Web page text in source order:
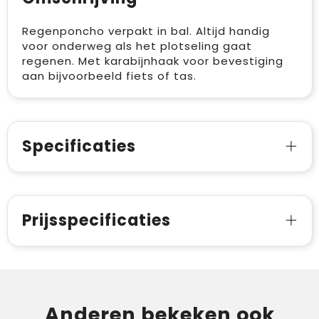
Regenponcho verpakt in bal. Altijd handig
voor onderweg als het plotseling gaat
regenen. Met karabijnhaak voor bevestiging
aan bijvoorbeeld fiets of tas.
Specificaties
Prijsspecificaties